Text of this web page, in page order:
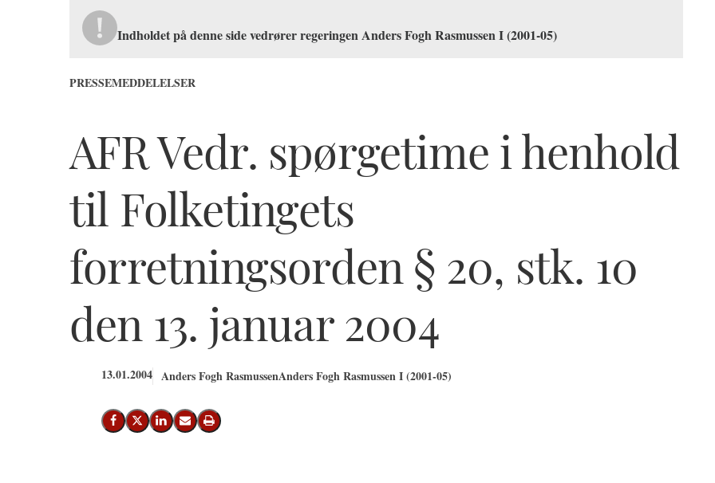
Indholdet på denne side vedrører regeringen Anders Fogh Rasmussen I (2001-05)
PRESSEMEDDELELSER
AFR Vedr. spørgetime i henhold
til Folketingets
forretningsorden § 20, stk. 10
den 13. januar 2004
13.01.2004 Anders Fogh RasmussenAnders Fogh Rasmussen I (2001-05)
Del på Facebook
Del på X (Twitter)
Del på LinkedIn
Send email
Print